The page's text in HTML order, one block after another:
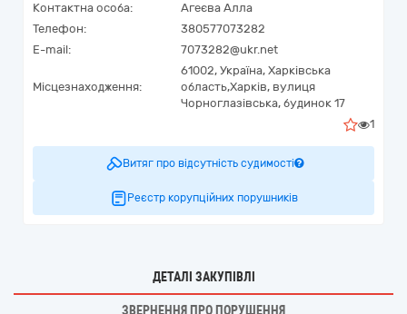
Контактна особа:
Агеєва Алла
Телефон:
380577073282
E-mail:
7073282@ukr.net
Місцезнаходження:
61002, Україна, Харківська
область,Харків, вулиця
Чорноглазівська, будинок 17
1
Витяг про відсутність судимості
Реєстр корупційних порушників
ДЕТАЛІ ЗАКУПІВЛІ
ЗВЕРНЕННЯ ПРО ПОРУШЕННЯ